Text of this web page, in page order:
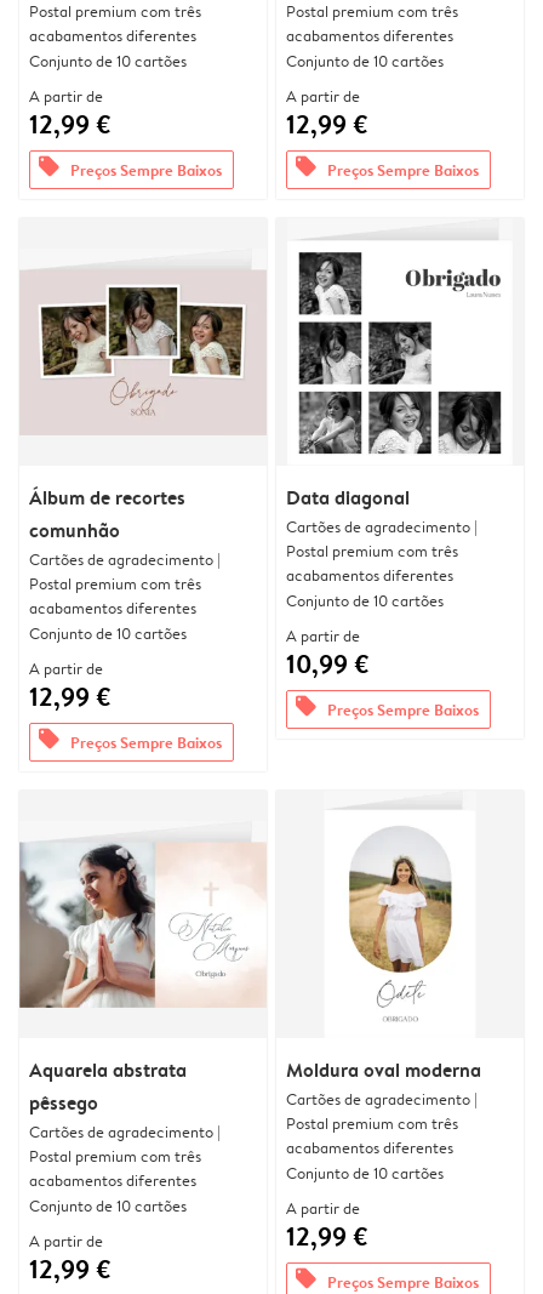
Postal premium com três
acabamentos diferentes
Conjunto de 10 cartões
A partir de
12,99 €
offers Preços Sempre Baixos
Postal premium com três
acabamentos diferentes
Conjunto de 10 cartões
A partir de
12,99 €
offers Preços Sempre Baixos
Álbum de recortes
comunhão
Cartões de agradecimento |
Postal premium com três
acabamentos diferentes
Conjunto de 10 cartões
A partir de
12,99 €
offers Preços Sempre Baixos
Data diagonal
Cartões de agradecimento |
Postal premium com três
acabamentos diferentes
Conjunto de 10 cartões
A partir de
10,99 €
offers Preços Sempre Baixos
Aquarela abstrata
pêssego
Cartões de agradecimento |
Postal premium com três
acabamentos diferentes
Conjunto de 10 cartões
A partir de
12,99 €
Moldura oval moderna
Cartões de agradecimento |
Postal premium com três
acabamentos diferentes
Conjunto de 10 cartões
A partir de
12,99 €
offers Preços Sempre Baixos